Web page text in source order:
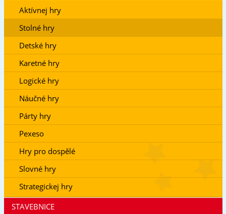
Aktívnej hry
Stolné hry
Detské hry
Karetné hry
Logické hry
Náučné hry
Párty hry
Pexeso
Hry pro dospělé
Slovné hry
Strategickej hry
STAVEBNICE